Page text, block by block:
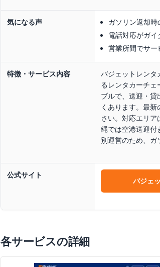
気になる声
ガソリン返却
電話対応がガ
営業所間でサー
特徴・サービス内容
バジェットレンタ
るレンタカーチェ
ブルで、送迎・貸
くあります。最
さい。対応エリア
縄では空港送迎付
別運営のため、
公式サイト
バジェ
各サービスの詳細